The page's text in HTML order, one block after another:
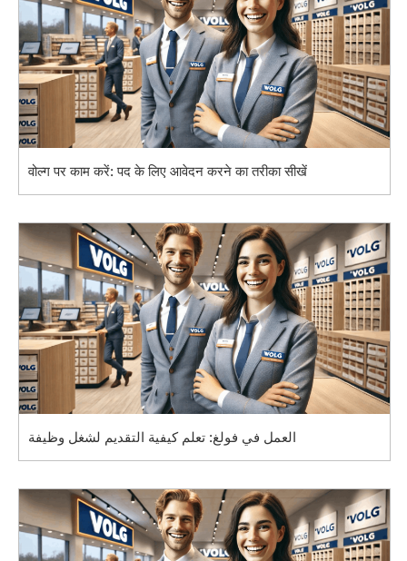
वोल्ग पर काम करें: पद के लिए आवेदन करने का तरीका सीखें
العمل في فولغ: تعلم كيفية التقديم لشغل وظيفة